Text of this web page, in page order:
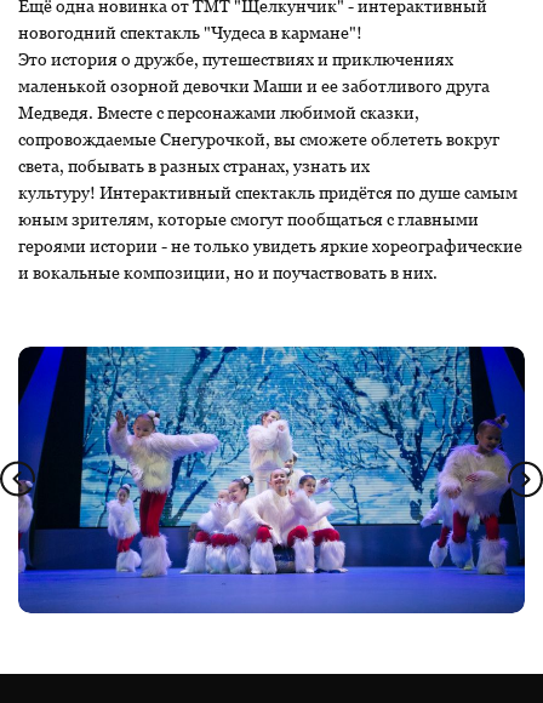
Ещё одна новинка от ТМТ "Щелкунчик" - интерактивный
новогодний спектакль "Чудеса в кармане"!
Это история о дружбе, путешествиях и приключениях
маленькой озорной девочки Маши и ее заботливого друга
Медведя. Вместе с персонажами любимой сказки,
сопровождаемые Снегурочкой, вы сможете облететь вокруг
света, побывать в разных странах, узнать их
культуру! Интерактивный спектакль придётся по душе самым
юным зрителям, которые смогут пообщаться с главными
героями истории - не только увидеть яркие хореографические
и вокальные композиции, но и поучаствовать в них.